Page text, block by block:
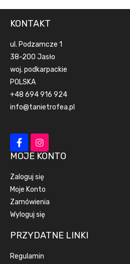
KONTAKT
ul. Podzamcze 1
38-200 Jasło
woj. podkarpackie
POLSKA
+48 694 916 924
info@tanietrofea.pl
MOJE KONTO
Zaloguj się
Moje Konto
Zamówienia
Wyloguj się
PRZYDATNE LINKI
Regulamin